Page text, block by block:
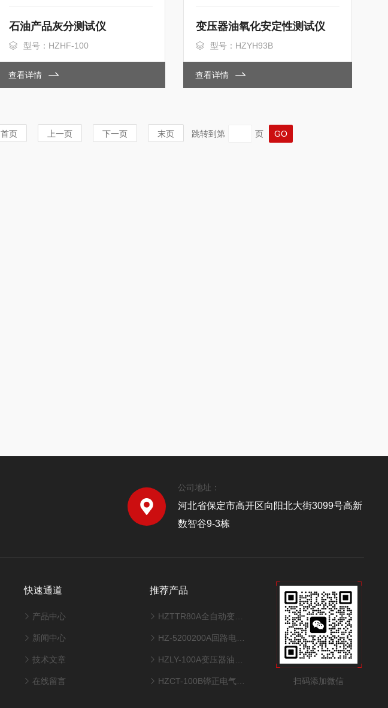
石油产品灰分测试仪
型号：HZHF-100
查看详情
变压器油氧化安定性测试仪
型号：HZYH93B
查看详情
首页 上一页 下一页 末页 跳转到第 页
公司地址：
河北省保定市高开区向阳北大街3099号高新
数智谷9-3栋
快速通道
产品中心
新闻中心
技术文章
在线留言
推荐产品
HZTTR80A全自动变压器变比测试仪
HZ-5200200A回路电阻测试仪
HZLY-100A变压器油真空多功能滤油机
HZCT-100B铧正电气互感器综合测试仪 扫码添加微信